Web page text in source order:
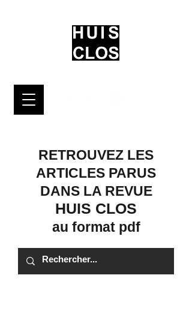
RETROUVEZ LES
ARTICLES PARUS
DANS LAREVUE
HUIS CLOS
au format pdf